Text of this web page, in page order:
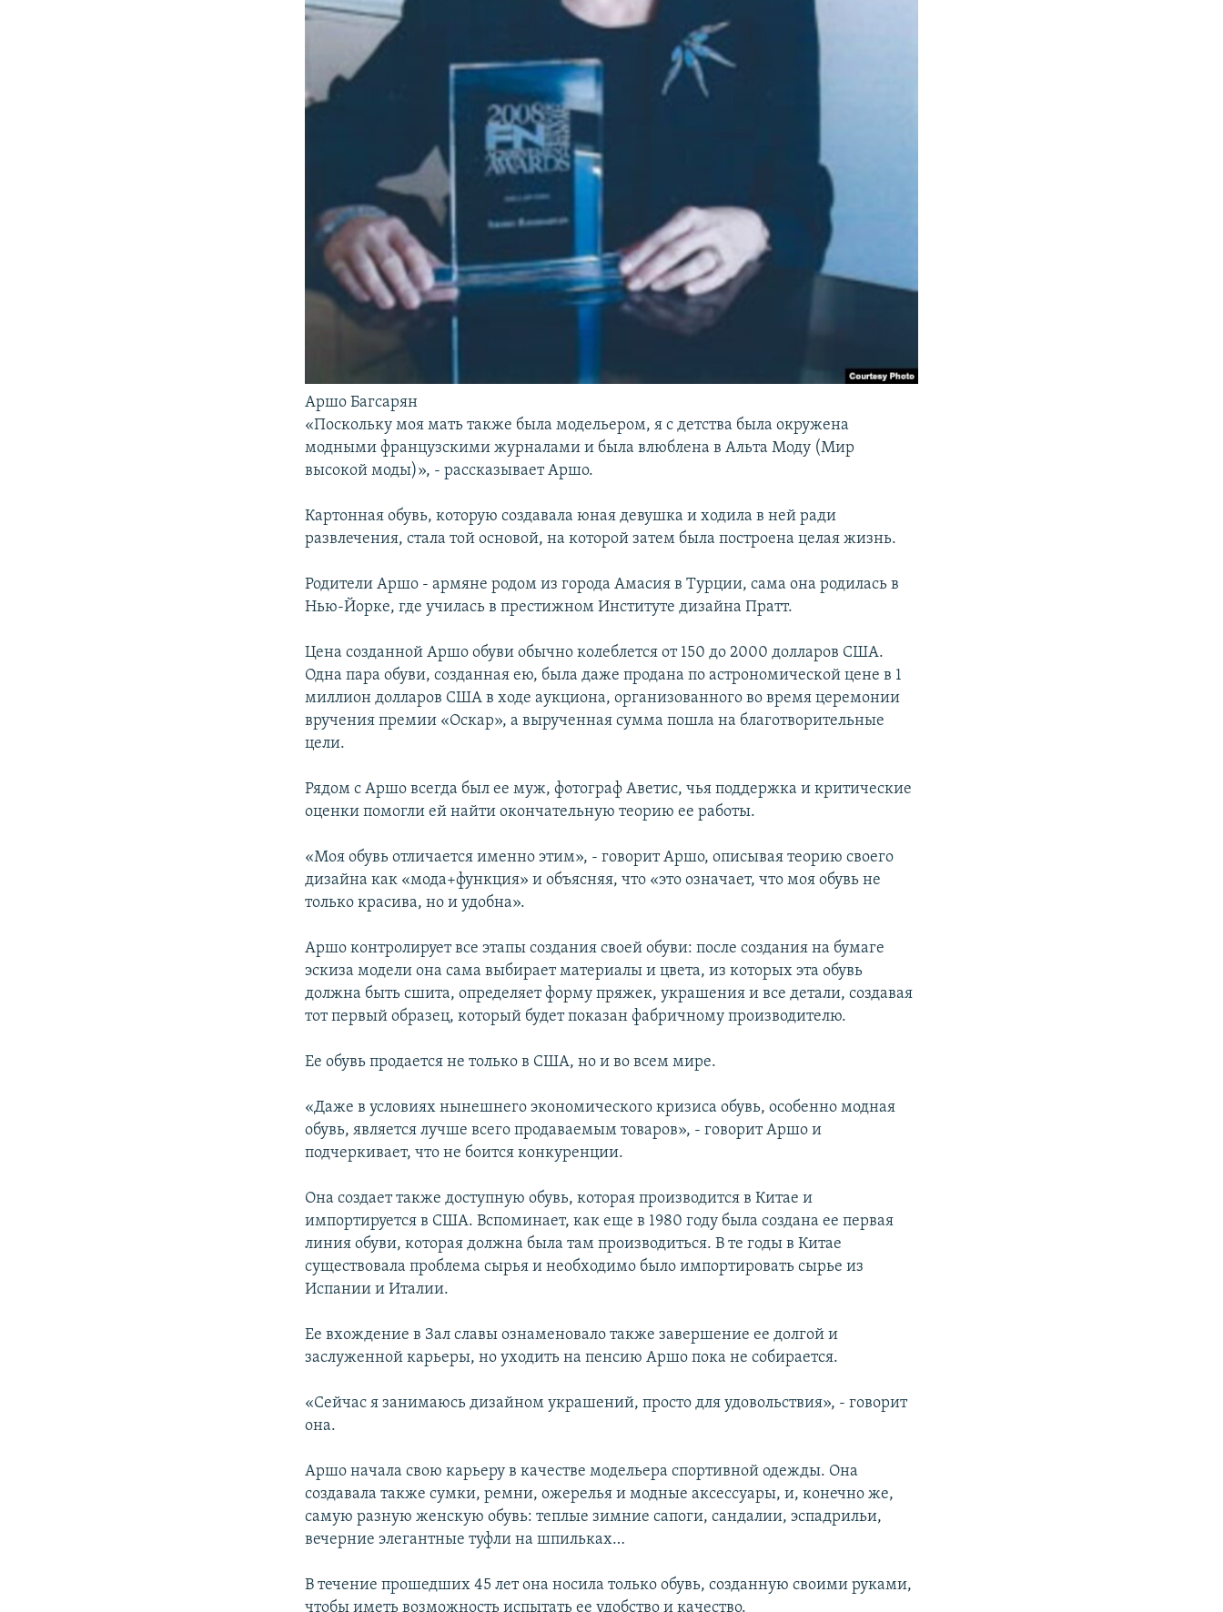
Аршо Багсарян
«Поскольку моя мать также была модельером, я с детства была окружена
модными французскими журналами и была влюблена в Альта Моду (Мир
высокой моды)», - рассказывает Аршо.
Картонная обувь, которую создавала юная девушка и ходила в ней ради
развлечения, стала той основой, на которой затем была построена целая жизнь.
Родители Аршо - армяне родом из города Амасия в Турции, сама она родилась в
Нью-Йорке, где училась в престижном Институте дизайна Пратт.
Цена созданной Аршо обуви обычно колеблется от 150 до 2000 долларов США.
Одна пара обуви, созданная ею, была даже продана по астрономической цене в 1
миллион долларов США в ходе аукциона, организованного во время церемонии
вручения премии «Оскар», а вырученная сумма пошла на благотворительные
цели.
Рядом с Аршо всегда был ее муж, фотограф Аветис, чья поддержка и критические
оценки помогли ей найти окончательную теорию ее работы.
«Моя обувь отличается именно этим», - говорит Аршо, описывая теорию своего
дизайна как «мода+функция» и объясняя, что «это означает, что моя обувь не
только красива, но и удобна».
Аршо контролирует все этапы создания своей обуви: после создания на бумаге
эскиза модели она сама выбирает материалы и цвета, из которых эта обувь
должна быть сшита, определяет форму пряжек, украшения и все детали, создавая
тот первый образец, который будет показан фабричному производителю.
Ее обувь продается не только в США, но и во всем мире.
«Даже в условиях нынешнего экономического кризиса обувь, особенно модная
обувь, является лучше всего продаваемым товаров», - говорит Аршо и
подчеркивает, что не боится конкуренции.
Она создает также доступную обувь, которая производится в Китае и
импортируется в США. Вспоминает, как еще в 1980 году была создана ее первая
линия обуви, которая должна была там производиться. В те годы в Китае
существовала проблема сырья и необходимо было импортировать сырье из
Испании и Италии.
Ее вхождение в Зал славы ознаменовало также завершение ее долгой и
заслуженной карьеры, но уходить на пенсию Аршо пока не собирается.
«Сейчас я занимаюсь дизайном украшений, просто для удовольствия», - говорит
она.
Аршо начала свою карьеру в качестве модельера спортивной одежды. Она
создавала также сумки, ремни, ожерелья и модные аксессуары, и, конечно же,
самую разную женскую обувь: теплые зимние сапоги, сандалии, эспадрильи,
вечерние элегантные туфли на шпильках…
В течение прошедших 45 лет она носила только обувь, созданную своими руками,
чтобы иметь возможность испытать ее удобство и качество.